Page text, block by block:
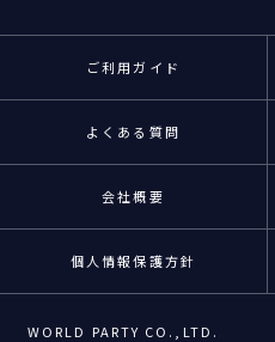
ご利用ガイド
よくある質問
会社概要
個人情報保護方針
WORLD PARTY CO.,LTD.